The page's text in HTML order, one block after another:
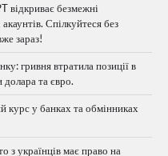
відкриває безмежні
Спілкуйтеся без
зараз!
гривня втратила позиції в
та євро.
курс у банках та обмінниках
з українців має право на